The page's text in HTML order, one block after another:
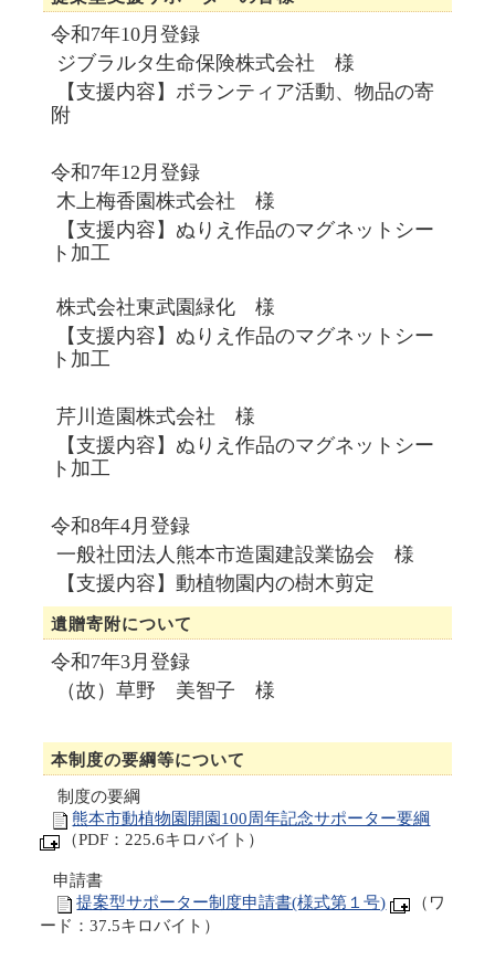
令和7年10月登録
ジブラルタ生命保険株式会社 様
【支援内容】ボランティア活動、物品の寄
附
令和7年12月登録
木上梅香園株式会社 様
【支援内容】 ぬりえ作品のマグネットシー
ト加工
株式会社東武園緑化 様
【支援内容】 ぬりえ作品のマグネットシー
ト加工
芹川造園株式会社 様
【支援内容】ぬりえ作品のマグネットシー
ト加工
令和8年4月登録
一般社団法人熊本市造園建設業協会 様
【支援内容】動植物園内の樹木剪定
遺贈寄附について
令和7年3月登録
（故）草野 美智子 様
本制度の要綱等について
制度の要綱
熊本市動植物園開園100周年記念サポーター要綱
（PDF：225.6キロバイト）
申請書
提案型サポーター制度申請書(様式第１号)
（ワ
ード：37.5キロバイト）